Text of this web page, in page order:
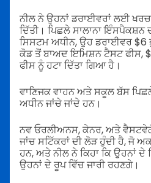
ਨੀਲ ਨੇ ਉਹਨਾਂ ਡਰਾਈਵਰਾਂ ਲਈ
ਦਿੱਤੀ। ਪਿਛਲੇ ਸਾਲਾਨਾ ਇੰਸਪੈਕਸ਼ਨ
ਸਿਸਟਮ ਅਧੀਨ, ਉਹ ਡਰਾਈਵਰ $6
ਕੋਡ ਤੋਂ ਬਾਅਦ ਇਮਿਸ਼ਨ ਟੈਸਟ ਫੀਸ,
ਫੀਸ ਨੂੰ ਹਟਾ ਦਿੱਤਾ ਗਿਆ ਹੈ।
ਵਾਣਿਜਕ ਵਾਹਨ ਅਤੇ ਸਕੂਲ ਬੱਸ
ਅਧੀਨ ਜਾਂਚੇ ਜਾਂਦੇ ਹਨ।
ਨਵ ਓਰਲੀਅਨਸ, ਕੇਨਰ, ਅਤੇ
ਜਾਂਚ ਸਟਿੱਕਰਾਂ ਦੀ ਲੋੜ ਹੁੰਦੀ ਹੈ, ਜੋ
ਹਨ, ਅਤੇ ਨੀਲ ਨੇ ਕਿਹਾ ਕਿ ਉਹਨਾਂ
ਉਹਨਾਂ ਦੇ ਰੂਪ ਵਿੱਚ ਜਾਰੀ ਰਹਣਗੇ।